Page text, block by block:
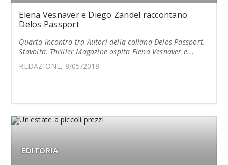
Elena Vesnaver e Diego Zandel raccontano
Delos Passport
Quarto incontro tra Autori della collana Delos Passport.
Stavolta, Thriller Magazine ospita Elena Vesnaver e...
REDAZIONE, 8/05/2018
EDITORIA